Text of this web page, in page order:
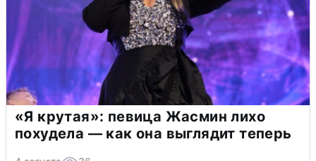
«Я крутая»: певица Жасмин лихо
похудела — как она выглядит теперь